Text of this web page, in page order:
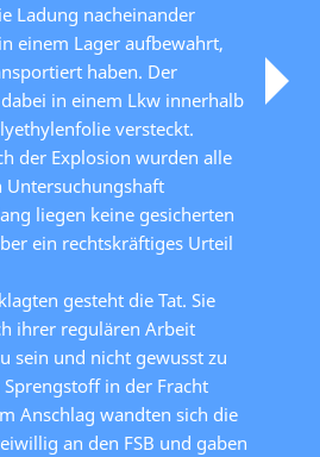
Ladung nacheinander
einem Lager aufbewahrt,
haben. Der
in einem Lkw innerhalb
versteckt.
der Explosion wurden alle
Untersuchungshaft
liegen keine gesicherten
ein rechtskräftiges Urteil
gesteht die Tat. Sie
ihrer regulären Arbeit
sein und nicht gewusst zu
Sprengstoff in der Fracht
Anschlag wandten sich die
an den FSB und gaben